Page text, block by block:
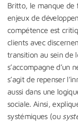
Britto, le manque de
enjeux de
compétence est
clients avec
transition au sein de
s’accompagne d’un
s’agit de repenser
aussi dans une
sociale. Ainsi,
systémiques (ou